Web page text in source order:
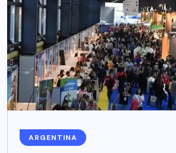
ARGENTINA